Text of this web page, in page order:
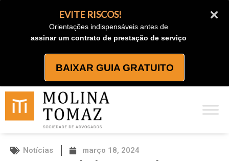
EVITE RISCOS!
Orientações indispensáveis antes de
assinar um contrato de prestação de serviço
BAIXAR GUIA GRATUITO
Notícias março 18, 2024